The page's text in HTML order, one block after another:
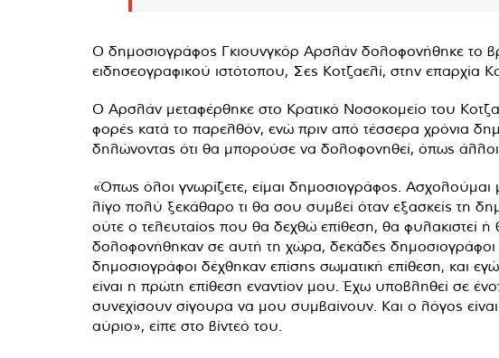
Ο δημοσιογράφος Γκιουνγκόρ Αρσλάν δολοφονήθηκε το
ειδησεογραφικού ιστότοπου, Σες Κοτζαελί, στην επαρχία
Ο Αρσλάν μεταφέρθηκε στο Κρατικό Νοσοκομείο του
φορές κατά το παρελθόν, ενώ πριν από τέσσερα χρόνια
δηλώνοντας ότι θα μπορούσε να δολοφονηθεί, όπως
«Όπως όλοι γνωρίζετε, είμαι δημοσιογράφος.
λίγο πολύ ξεκάθαρο τι θα σου συμβεί όταν εξασκείς τη
ούτε ο τελευταίος που θα δεχθώ επίθεση, θα φυλακιστεί
δολοφονήθηκαν σε αυτή τη χώρα, δεκάδες δημοσιογράφοι
δημοσιογράφοι δέχθηκαν επίσης σωματική επίθεση, και
είναι η πρώτη επίθεση εναντίον μου. Έχω υποβληθεί σε
συνεχίσουν σίγουρα να μου συμβαίνουν. Και ο λόγος
αύριο», είπε στο βίντεό του.